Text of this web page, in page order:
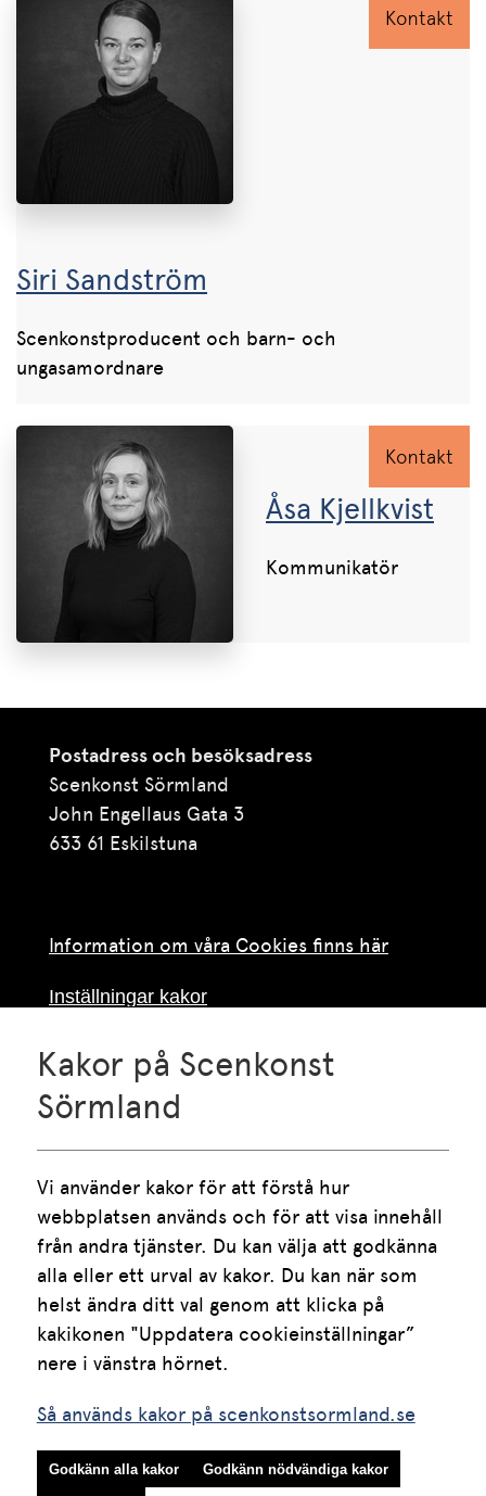
Kontakt
Siri Sandström
Scenkonstproducent och barn- och
ungasamordnare
Kontakt
Åsa Kjellkvist
Kommunikatör
Postadress och besöksadress
Scenkonst Sörmland
John Engellaus Gata 3
633 61 Eskilstuna
Information om våra Cookies finns här
Inställningar kakor
Telefon
016-10 55 75
Vardagar klockan 09.00-15.00
Lunch mellan klockan 12.00 och 13.00
E-post
info.scenkonstsormland@regionsormland.se
Följ oss på sociala medier:
Kakor på Scenkonst
Sörmland
Vi använder kakor för att förstå hur
webbplatsen används och för att visa innehåll
från andra tjänster. Du kan välja att godkänna
alla eller ett urval av kakor. Du kan när som
helst ändra ditt val genom att klicka på
kakikonen "Uppdatera cookieinställningar”
Så används kakor på scenkonstsormland.se
Godkänn alla kakor Godkänn nödvändiga kakor